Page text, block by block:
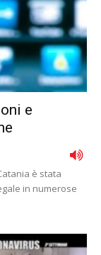
e
è stata
in numerose